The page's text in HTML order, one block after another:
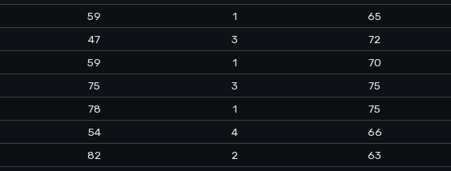
59 1 65
47 3 72
59 1 70
75 3 75
78 1 75
54 4 66
82 2 63